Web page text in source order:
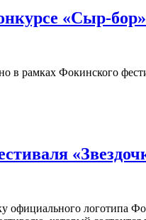
«Сыр-бор»
в рамках Фокинского
официального логотипа